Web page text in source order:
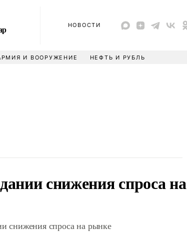
НОВОСТИ
И ВООРУЖЕНИЕ НЕФТЬ И РУБЛЬ
снижения спроса на
снижения спроса на рынке